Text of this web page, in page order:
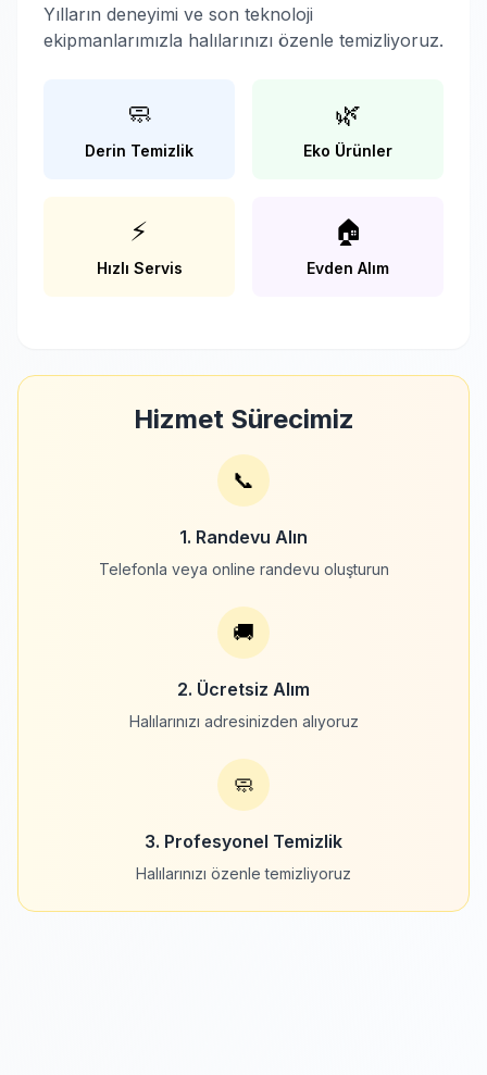
Yılların deneyimi ve son teknoloji
ekipmanlarımızla halılarınızı özenle temizliyoruz.
🧼
Derin Temizlik
🌿
Eko Ürünler
⚡
Hızlı Servis
🏠
Evden Alım
Hizmet Sürecimiz
📞
1. Randevu Alın
Telefonla veya online randevu oluşturun
🚚
2. Ücretsiz Alım
Halılarınızı adresinizden alıyoruz
🧼
3. Profesyonel Temizlik
Halılarınızı özenle temizliyoruz